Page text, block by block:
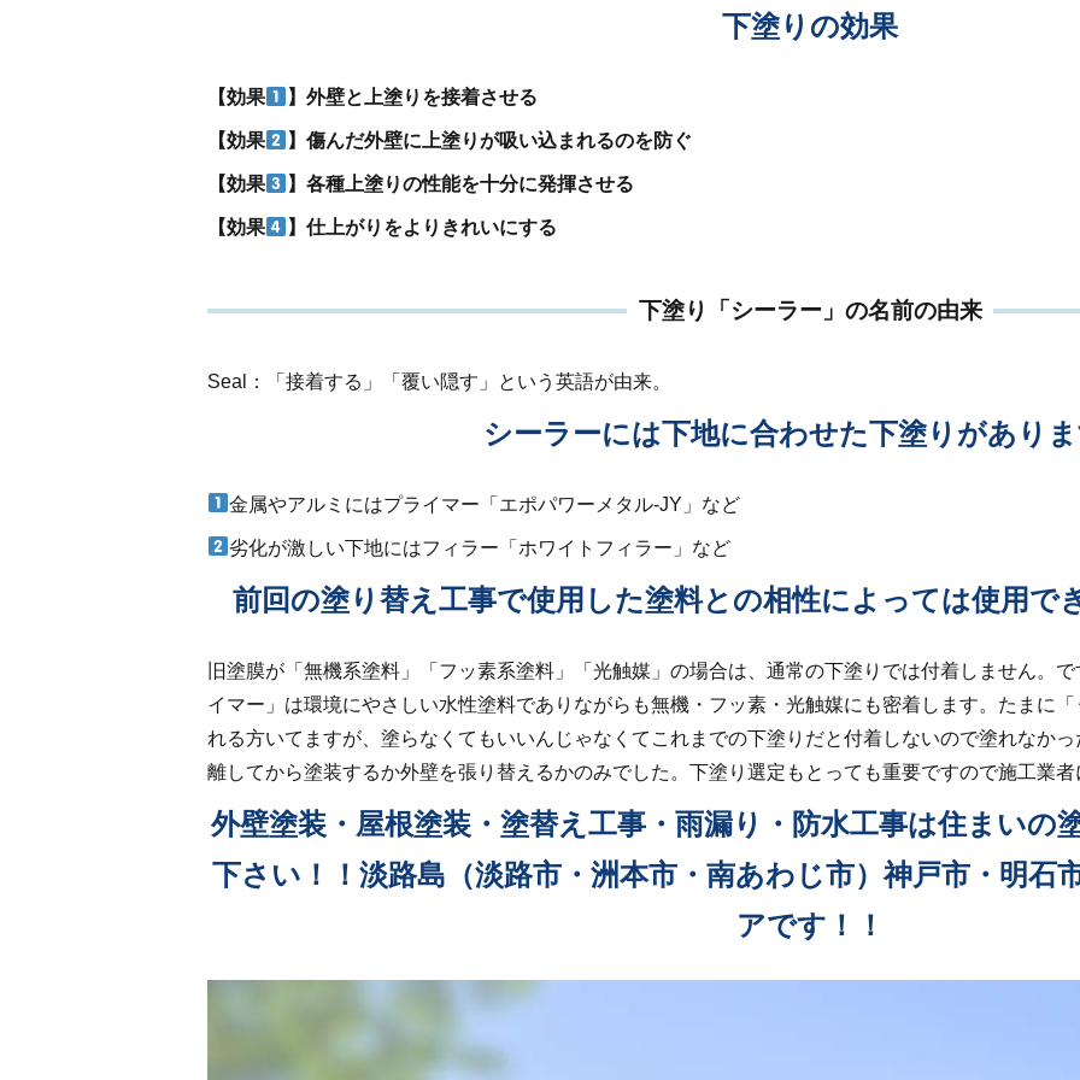
下塗りの効果
【効果 】外壁と上塗りを接着させる
【効果 】傷んだ外壁に上塗りが吸い込まれるのを防ぐ
【効果 】各種上塗りの性能を十分に発揮させる
【効果 】仕上がりをよりきれいにする
下塗り「シーラー」の名前の由来
Seal：「接着する」「覆い隠す」という英語が由来。
シーラーには下地に合わせた下塗りがあり
金属やアルミにはプライマー「エポパワーメタル‐JY」など
劣化が激しい下地にはフィラー「ホワイトフィラー」など
前回の塗り替え工事で使用した塗料との相性によっては使用で
旧塗膜が「無機系塗料」「フッ素系塗料」「光触媒」の場合は、通常の下塗りでは付着しません。
イマー」は環境にやさしい水性塗料でありながらも無機・フッ素・光触媒にも密着します。たまに
れる方いてますが、塗らなくてもいいんじゃなくてこれまでの下塗りだと付着しないので塗れなか
離してから塗装するか外壁を張り替えるかのみでした。下塗り選定もとっても重要ですので施工業
外壁塗装・屋根塗装・塗替え工事・雨漏り・防水工事は住まいの
下さい！！淡路島（淡路市・洲本市・南あわじ市）神戸市・明石
アです！！